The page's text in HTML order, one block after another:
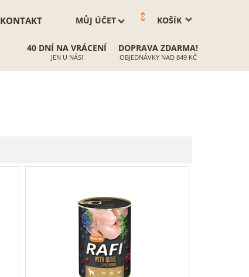
KOŠÍK
0
MŮJ ÚČET
KONTAKT
40 DNÍ NA VRÁCENÍ
JEN U NÁS!
DOPRAVA ZDARMA!
OBJEDNÁVKY NAD 849 KČ